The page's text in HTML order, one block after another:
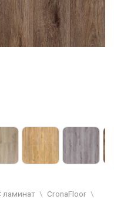
ламинат \ CronaFloor \